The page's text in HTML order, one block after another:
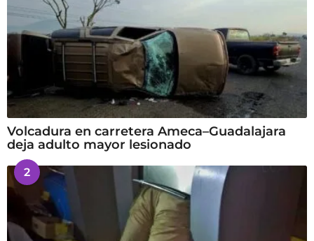
Volcadura en carretera Ameca–Guadalajara
deja adulto mayor lesionado
2